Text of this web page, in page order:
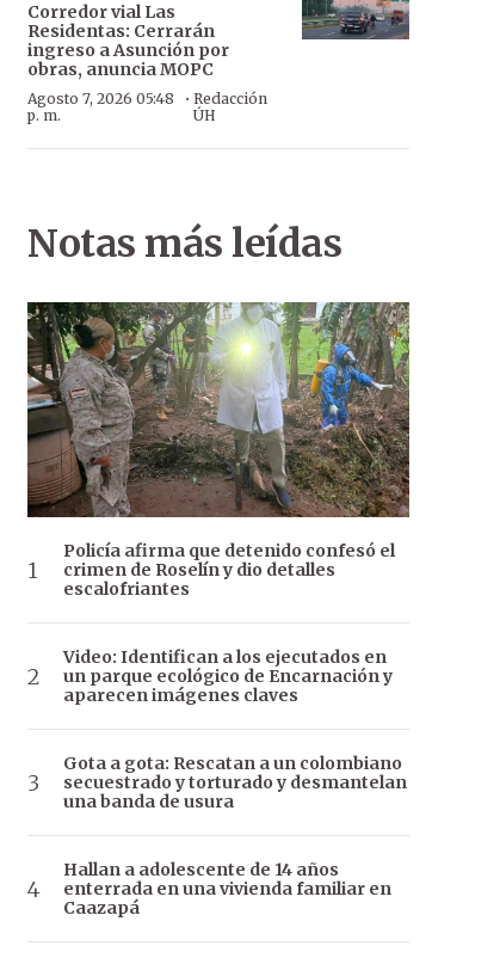
Corredor vial Las
Residentas: Cerrarán
ingreso a Asunción por
obras, anuncia MOPC
Agosto 7, 2026 05:48
p. m.
·Redacción
ÚH
Notas más leídas
Policía afirma que detenido confesó el
crimen de Roselín y dio detalles
escalofriantes
Video: Identifican a los ejecutados en
un parque ecológico de Encarnación y
aparecen imágenes claves
Gota a gota: Rescatan a un colombiano
secuestrado y torturado y desmantelan
una banda de usura
Hallan a adolescente de 14 años
enterrada en una vivienda familiar en
Caazapá